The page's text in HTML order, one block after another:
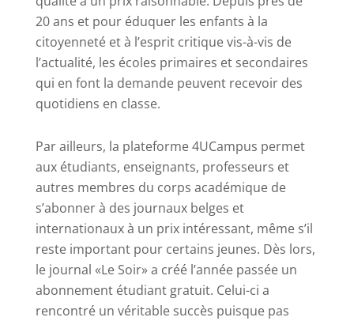
20 ans et pour éduquer les enfants à la
citoyenneté et à l’esprit critique vis-à-vis de
l’actualité, les écoles primaires et secondaires
qui en font la demande peuvent recevoir des
quotidiens en classe.
Par ailleurs, la plateforme 4UCampus permet
aux étudiants, enseignants, professeurs et
autres membres du corps académique de
s’abonner à des journaux belges et
internationaux à un prix intéressant, même s’il
reste important pour certains jeunes. Dès lors,
le journal «LeSoir» a créé l’année passée un
abonnement étudiant gratuit. Celui-ci a
rencontré un véritable succès puisque pas